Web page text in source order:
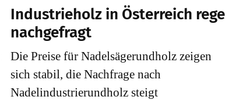
Industrieholz in Österreich rege
nachgefragt
Die Preise für Nadelsägerundholz zeigen
sich stabil, die Nachfrage nach
Nadelindustrierundholz steigt